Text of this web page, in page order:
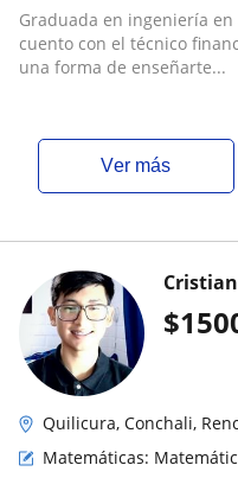
Graduada en ingeniería
cuento con el técnico
una forma de enseñarte...
ver más
$
Cristian
Quilicura, Conchali,
Matemáticas: